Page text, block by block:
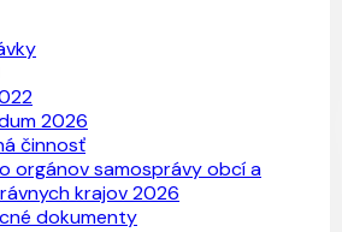
2026
činnosť
orgánov samosprávy obcí a
krajov 2026
dokumenty